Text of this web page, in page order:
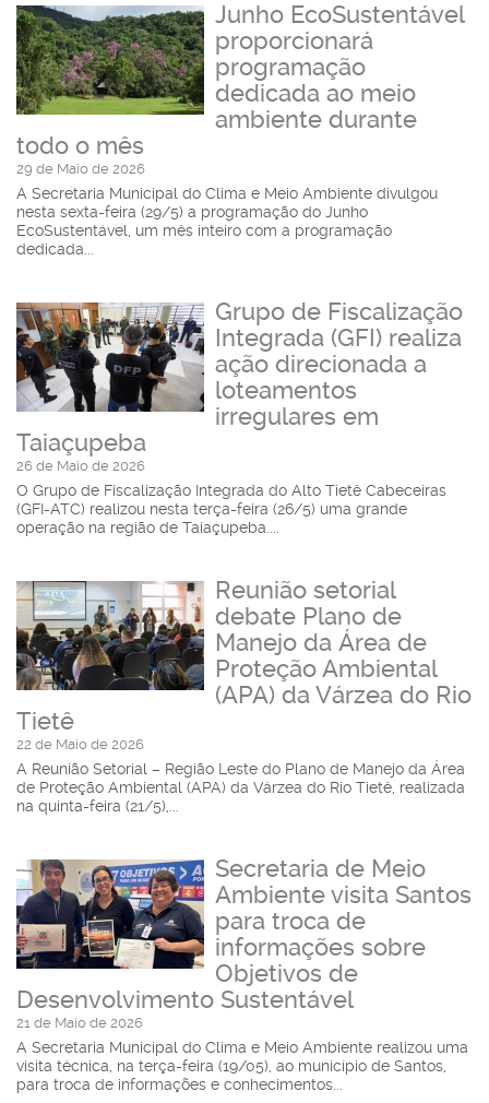
Junho EcoSustentável
proporcionará
programação
dedicada ao meio
ambiente durante
todo o mês
29 de Maio de 2026
A Secretaria Municipal do Clima e Meio Ambiente divulgou
nesta sexta-feira (29/5) a programação do Junho
EcoSustentável, um mês inteiro com a programação
dedicada...
Grupo de Fiscalização
Integrada (GFI) realiza
ação direcionada a
loteamentos
irregulares em
Taiaçupeba
26 de Maio de 2026
O Grupo de Fiscalização Integrada do Alto Tietê Cabeceiras
(GFI-ATC) realizou nesta terça-feira (26/5) uma grande
operação na região de Taiaçupeba....
Reunião setorial
debate Plano de
Manejo da Área de
Proteção Ambiental
(APA) da Várzea do Rio
Tietê
22 de Maio de 2026
A Reunião Setorial – Região Leste do Plano de Manejo da Área
de Proteção Ambiental (APA) da Várzea do Rio Tietê, realizada
na quinta-feira (21/5),...
Secretaria de Meio
Ambiente visita Santos
para troca de
informações sobre
Objetivos de
Desenvolvimento Sustentável
21 de Maio de 2026
A Secretaria Municipal do Clima e Meio Ambiente realizou uma
visita técnica, na terça-feira (19/05), ao município de Santos,
para troca de informações e conhecimentos...